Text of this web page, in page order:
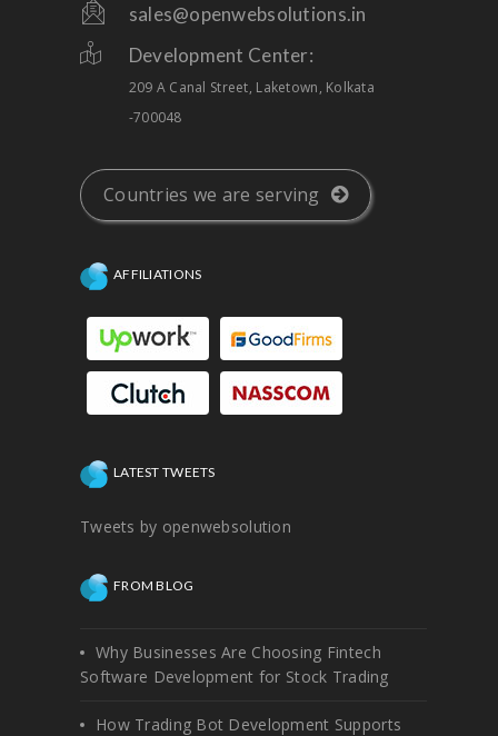
sales@openwebsolutions.in
Development Center:
209 A Canal Street, Laketown, Kolkata
-700048
Countries we are serving
AFFILIATIONS
LATEST TWEETS
Tweets by openwebsolution
FROM BLOG
Why Businesses Are Choosing Fintech
Software Development for Stock Trading
How Trading Bot Development Supports